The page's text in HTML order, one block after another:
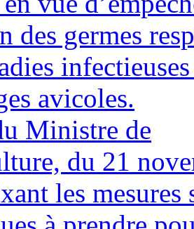
des germes
avicoles.
Ministre de
du 21
les mesures